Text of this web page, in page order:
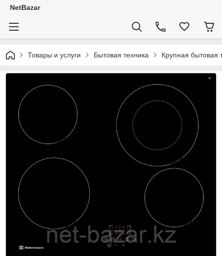
NetBazar
Товары и услуги Бытовая техника Крупная бытовая